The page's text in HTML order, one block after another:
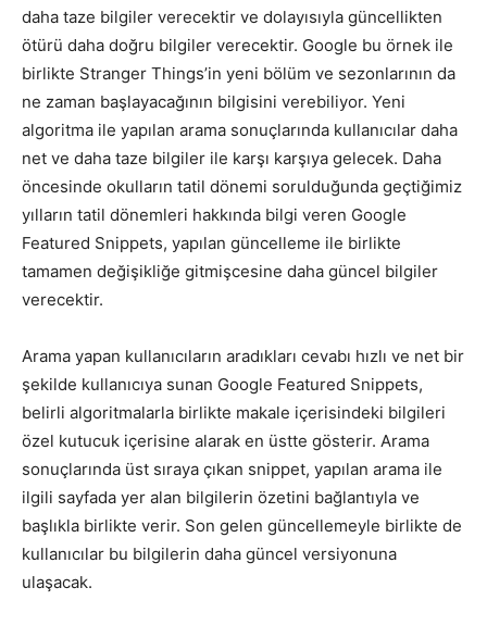
daha taze bilgiler verecektir ve dolayısıyla güncellikten
ötürü daha doğru bilgiler verecektir. Google bu örnek ile
birlikte Stranger Things’in yeni bölüm ve sezonlarının da
ne zaman başlayacağının bilgisini verebiliyor. Yeni
algoritma ile yapılan arama sonuçlarında kullanıcılar daha
net ve daha taze bilgiler ile karşı karşıya gelecek. Daha
öncesinde okulların tatil dönemi sorulduğunda geçtiğimiz
yılların tatil dönemleri hakkında bilgi veren Google
Featured Snippets, yapılan güncelleme ile birlikte
tamamen değişikliğe gitmişcesine daha güncel bilgiler
verecektir.
Arama yapan kullanıcıların aradıkları cevabı hızlı ve net bir
şekilde kullanıcıya sunan Google Featured Snippets,
belirli algoritmalarla birlikte makale içerisindeki bilgileri
özel kutucuk içerisine alarak en üstte gösterir. Arama
sonuçlarında üst sıraya çıkan snippet, yapılan arama ile
ilgili sayfada yer alan bilgilerin özetini bağlantıyla ve
başlıkla birlikte verir. Son gelen güncellemeyle birlikte de
kullanıcılar bu bilgilerin daha güncel versiyonuna
ulaşacak.